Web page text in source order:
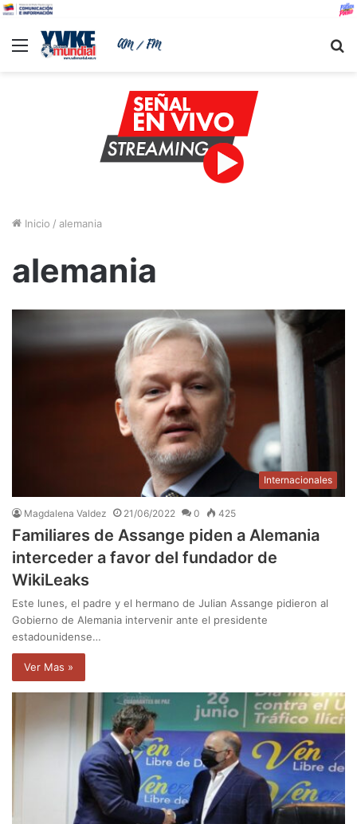
Menu
Inicio / alemania
alemania
Internacionales
Magdalena Valdez 21/06/2022 0 425
Familiares de Assange piden a Alemania
interceder a favor del fundador de
WikiLeaks
Este lunes, el padre y el hermano de Julian Assange pidieron al
Gobierno de Alemania intervenir ante el presidente
estadounidense…
Ver Mas »